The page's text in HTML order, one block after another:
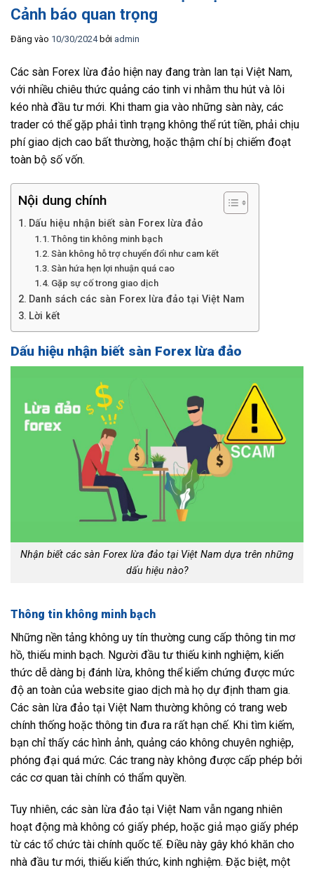
Cảnh báo quan trọng
Đăng vào 10/30/2024 bởi admin
Các sàn Forex lừa đảo hiện nay đang tràn lan tại Việt Nam,
với nhiều chiêu thức quảng cáo tinh vi nhằm thu hút và lôi
kéo nhà đầu tư mới. Khi tham gia vào những sàn này, các
trader có thể gặp phải tình trạng không thể rút tiền, phải chịu
phí giao dịch cao bất thường, hoặc thậm chí bị chiếm đoạt
toàn bộ số vốn.
Nội dung chính
Dấu hiệu nhận biết sàn Forex lừa đảo
Thông tin không minh bạch
Sàn không hỗ trợ chuyển đổi như cam kết
Sàn hứa hẹn lợi nhuận quá cao
Gặp sự cố trong giao dịch
Danh sách các sàn Forex lừa đảo tại Việt Nam
Lời kết
Dấu hiệu nhận biết sàn Forex lừa đảo
Nhận biết các sàn Forex lừa đảo tại Việt Nam dựa trên những
dấu hiệu nào?
Thông tin không minh bạch
Những nền tảng không uy tín thường cung cấp thông tin mơ
hồ, thiếu minh bạch. Người đầu tư thiếu kinh nghiệm, kiến
thức dễ dàng bị đánh lừa, không thể kiểm chứng được mức
độ an toàn của website giao dịch mà họ dự định tham gia.
Các sàn lừa đảo tại Việt Nam thường không có trang web
chính thống hoặc thông tin đưa ra rất hạn chế. Khi tìm kiếm,
bạn chỉ thấy các hình ảnh, quảng cáo không chuyên nghiệp,
phóng đại quá mức. Các trang này không được cấp phép bởi
các cơ quan tài chính có thẩm quyền.
Tuy nhiên, các sàn lừa đảo tại Việt Nam vẫn ngang nhiên
hoạt động mà không có giấy phép, hoặc giả mạo giấy phép
từ các tổ chức tài chính quốc tế. Điều này gây khó khăn cho
nhà đầu tư mới, thiếu kiến thức, kinh nghiệm. Đặc biệt, một